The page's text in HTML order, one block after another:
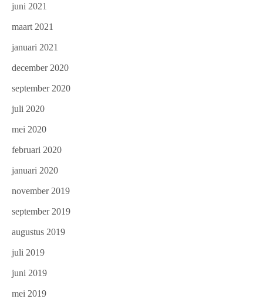
juni 2021
maart 2021
januari 2021
december 2020
september 2020
juli 2020
mei 2020
februari 2020
januari 2020
november 2019
september 2019
augustus 2019
juli 2019
juni 2019
mei 2019